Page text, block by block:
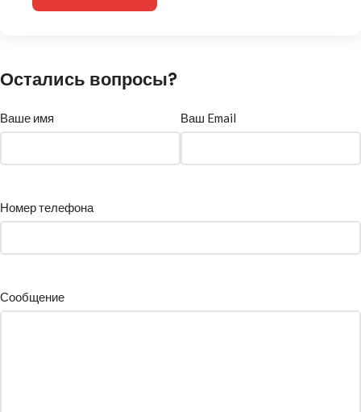
Остались вопросы?
Ваше имя Ваш Email
Номер телефона
Сообщение